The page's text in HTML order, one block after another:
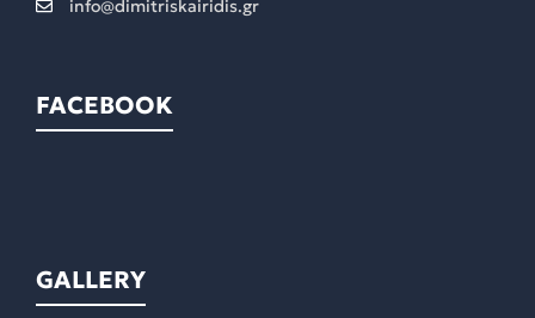
info@dimitriskairidis.gr
FACEBOOK
GALLERY